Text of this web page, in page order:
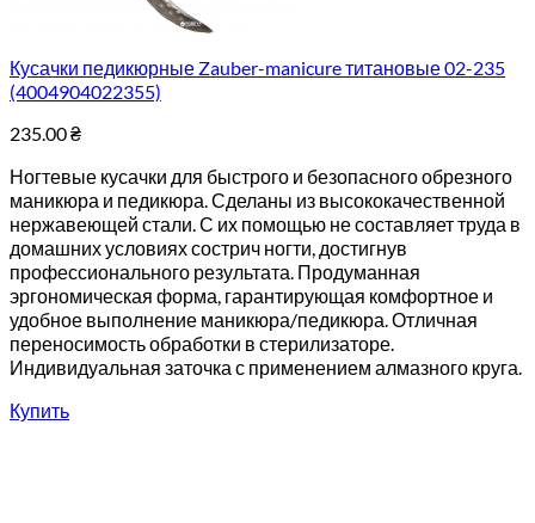
Кусачки педикюрные Zauber-manicure титановые 02-235
(4004904022355)
235.00₴
Ногтевые кусачки для быстрого и безопасного обрезного
маникюра и педикюра. Сделаны из высококачественной
нержавеющей стали. С их помощью не составляет труда в
домашних условиях сострич ногти, достигнув
профессионального результата. Продуманная
эргономическая форма, гарантирующая комфортное и
удобное выполнение маникюра/педикюра. Отличная
переносимость обработки в стерилизаторе.
Индивидуальная заточка с применением алмазного круга.
Купить